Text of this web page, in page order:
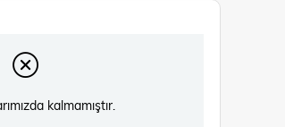
kalmamıştır.